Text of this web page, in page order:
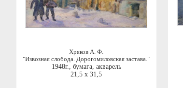
Хряков А. Ф.
"Извозная слобода. Дорогомиловская застава."
1948г., бумага, акварель
21,5 x 31,5